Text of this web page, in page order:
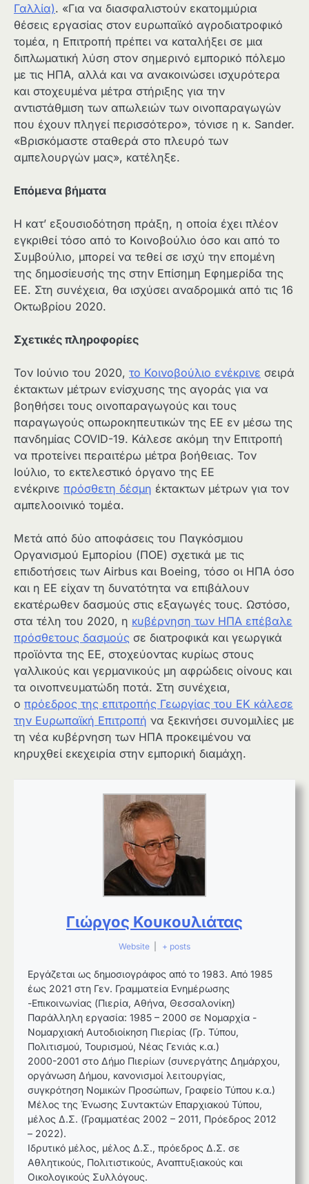
Γαλλία). «Για να διασφαλιστούν εκατομμύρια
θέσεις εργασίας στον ευρωπαϊκό αγροδιατροφικό
τομέα, η Επιτροπή πρέπει να καταλήξει σε μια
διπλωματική λύση στον σημερινό εμπορικό πόλεμο
με τις ΗΠΑ, αλλά και να ανακοινώσει ισχυρότερα
και στοχευμένα μέτρα στήριξης για την
αντιστάθμιση των απωλειών των οινοπαραγωγών
που έχουν πληγεί περισσότερο», τόνισε η κ. Sander.
«Βρισκόμαστε σταθερά στο πλευρό των
αμπελουργών μας», κατέληξε.
Επόμενα βήματα
Η κατ’ εξουσιοδότηση πράξη, η οποία έχει πλέον
εγκριθεί τόσο από το Κοινοβούλιο όσο και από το
Συμβούλιο, μπορεί να τεθεί σε ισχύ την επομένη
της δημοσίευσής της στην Επίσημη Εφημερίδα της
ΕΕ. Στη συνέχεια, θα ισχύσει αναδρομικά από τις 16
Οκτωβρίου 2020.
Σχετικές πληροφορίες
Τον Ιούνιο του 2020, το Κοινοβούλιο ενέκρινε σειρά
έκτακτων μέτρων ενίσχυσης της αγοράς για να
βοηθήσει τους οινοπαραγωγούς και τους
παραγωγούς οπωροκηπευτικών της ΕΕ εν μέσω της
πανδημίας COVID-19. Κάλεσε ακόμη την Επιτροπή
να προτείνει περαιτέρω μέτρα βοήθειας. Τον
Ιούλιο, το εκτελεστικό όργανο της ΕΕ
ενέκρινε πρόσθετη δέσμη έκτακτων μέτρων για τον
αμπελοοινικό τομέα.
Μετά από δύο αποφάσεις του Παγκόσμιου
Οργανισμού Εμπορίου (ΠΟΕ) σχετικά με τις
επιδοτήσεις των Airbus και Boeing, τόσο οι ΗΠΑ όσο
και η ΕΕ είχαν τη δυνατότητα να επιβάλουν
εκατέρωθεν δασμούς στις εξαγωγές τους. Ωστόσο,
στα τέλη του 2020, η κυβέρνηση των ΗΠΑ επέβαλε
πρόσθετους δασμούς σε διατροφικά και γεωργικά
προϊόντα της ΕΕ, στοχεύοντας κυρίως στους
γαλλικούς και γερμανικούς μη αφρώδεις οίνους και
τα οινοπνευματώδη ποτά. Στη συνέχεια,
ο πρόεδρος της επιτροπής Γεωργίας του ΕΚ κάλεσε
την Ευρωπαϊκή Επιτροπή να ξεκινήσει συνομιλίες με
τη νέα κυβέρνηση των ΗΠΑ προκειμένου να
κηρυχθεί εκεχειρία στην εμπορική διαμάχη.
Γιώργος Κουκουλιάτας
Website + posts
Εργάζεται ως δημοσιογράφος από το 1983. Από 1985
έως 2021 στη Γεν. Γραμματεία Ενημέρωσης
-Επικοινωνίας (Πιερία, Αθήνα, Θεσσαλονίκη)
Παράλληλη εργασία: 1985 – 2000 σε Νομαρχία -
Νομαρχιακή Αυτοδιοίκηση Πιερίας (Γρ. Τύπου,
Πολιτισμού, Τουρισμού, Νέας Γενιάς κ.α.)
2000-2001 στο Δήμο Πιερίων (συνεργάτης Δημάρχου,
οργάνωση Δήμου, κανονισμοί λειτουργίας,
συγκρότηση Νομικών Προσώπων, Γραφείο Τύπου κ.α.)
Μέλος της Ένωσης Συντακτών Επαρχιακού Τύπου,
μέλος Δ.Σ. (Γραμματέας 2002 – 2011, Πρόεδρος 2012
– 2022).
Ιδρυτικό μέλος, μέλος Δ.Σ., πρόεδρος Δ.Σ. σε
Αθλητικούς, Πολιτιστικούς, Αναπτυξιακούς και
Οικολογικούς Συλλόγους.